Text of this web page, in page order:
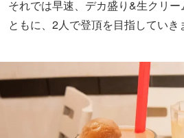
それでは早速、デカ盛り&生クリ
ともに、2人で登頂を目指していき